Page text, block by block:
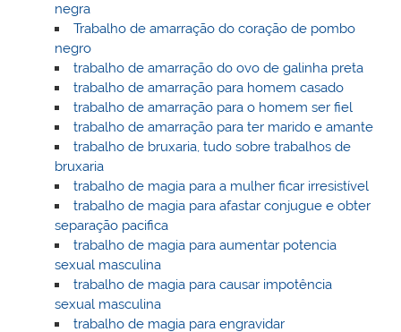
negra
Trabalho de amarração do coração de pombo
negro
trabalho de amarração do ovo de galinha preta
trabalho de amarração para homem casado
trabalho de amarração para o homem ser fiel
trabalho de amarração para ter marido e amante
trabalho de bruxaria, tudo sobre trabalhos de
bruxaria
trabalho de magia para a mulher ficar irresistível
trabalho de magia para afastar conjugue e obter
separação pacifica
trabalho de magia para aumentar potencia
sexual masculina
trabalho de magia para causar impotência
sexual masculina
trabalho de magia para engravidar